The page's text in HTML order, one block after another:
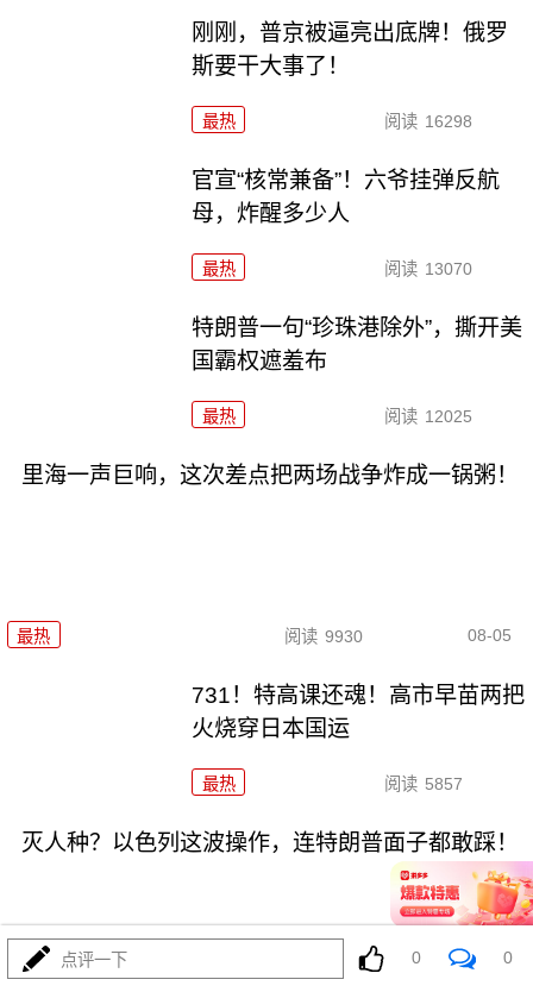
刚刚，普京被逼亮出底牌！俄罗
斯要干大事了！
最热 阅读 16298
官宣“核常兼备”！六爷挂弹反航
母，炸醒多少人
最热 阅读 13070
特朗普一句“珍珠港除外”，撕开美
国霸权遮羞布
最热 阅读 12025
里海一声巨响，这次差点把两场战争炸成一锅粥！
最热 阅读 9930 08-05
731！特高课还魂！高市早苗两把
火烧穿日本国运
最热 阅读 5857
灭人种？以色列这波操作，连特朗普面子都敢踩！
点评一下 0 0